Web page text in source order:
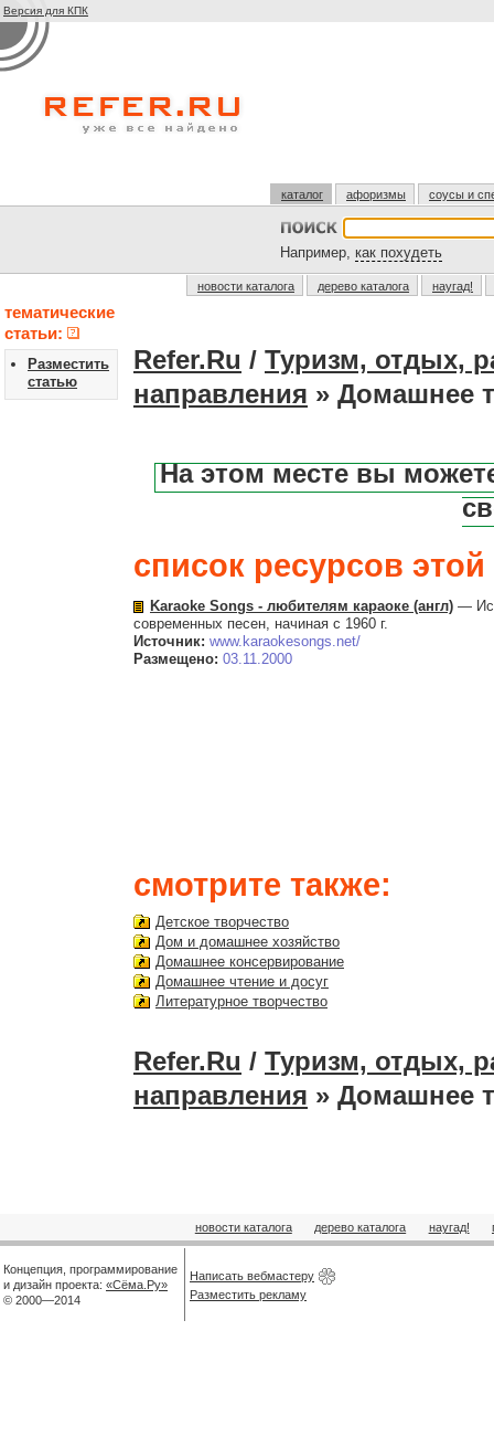
Версия для КПК
каталог афоризмы соусы и
Например, как похудеть
новости каталога дерево каталога наугад!
тематические
статьи:
Разместить
статью
Refer.Ru / Туризм, отдых,
направления » Домашнее
На этом месте вы
список ресурсов этой
Karaoke Songs - любителям караоке (англ) —
современных песен, начиная с 1960 г.
Источник: www.karaokesongs.net/
Размещено: 03.11.2000
смотрите также:
Детское творчество
Дом и домашнее хозяйство
Домашнее консервирование
Домашнее чтение и досуг
Литературное творчество
Refer.Ru / Туризм, отдых,
направления » Домашнее
новости каталога дерево каталога наугад!
Концепция, программирование
и дизайн проекта: «Сёма.Ру»
© 2000—2014
Написать вебмастеру
Разместить рекламу